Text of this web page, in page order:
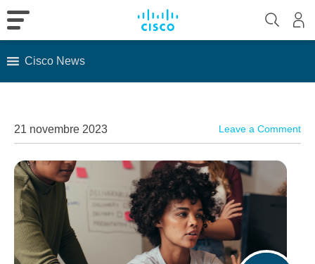
Cisco News
21 novembre 2023 Leave a Comment